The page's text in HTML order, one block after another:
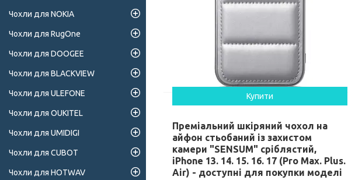
Купити
Преміальний шкіряний чохол на
айфон стьобаний із захистом
камери "SENSUM" сріблястий,
iPhone 13. 14. 15. 16. 17 (Pro Max. Plus.
Air) - доступні для покупки моделі
Чохли для NOKIA
Чохли для RugOne
Чохли для DOOGEE
Чохли для BLACKVIEW
Чохли для ULEFONE
Чохли для OUKITEL
Чохли для UMIDIGI
Чохли для CUBOT
Чохли для HOTWAV